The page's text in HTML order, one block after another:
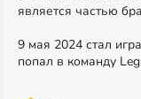
является частью
9 мая 2024 стал
попал в команду